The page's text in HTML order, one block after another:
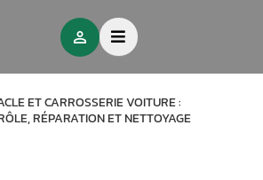
ET CARROSSERIE VOITURE :
RÉPARATION ET NETTOYAGE